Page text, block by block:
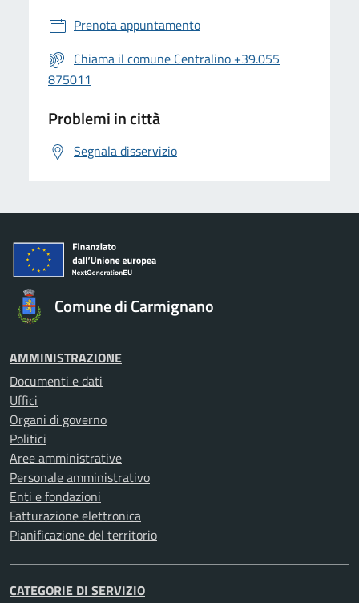
Prenota appuntamento
Chiama il comune Centralino +39.055
875011
Problemi in città
Segnala disservizio
Comune di Carmignano
AMMINISTRAZIONE
Documenti e dati
Uffici
Organi di governo
Politici
Aree amministrative
Personale amministrativo
Enti e fondazioni
Fatturazione elettronica
Pianificazione del territorio
CATEGORIE DI SERVIZIO